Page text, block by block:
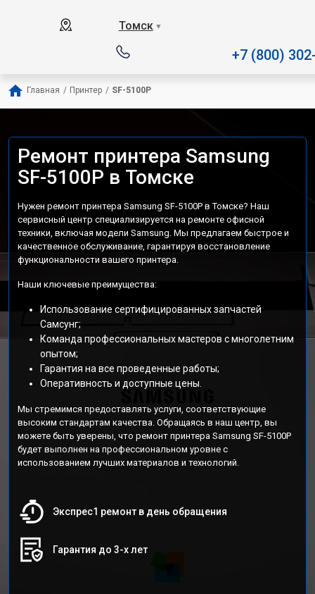
Томск ▼
+7 (800)
Главная / Принтер / SF-5100P
Ремонт принтера Samsung
SF-5100P в Томске
Нужен ремонт принтера Samsung SF-5100P в Томске? Наш
сервисный центр специализируется на ремонте офисной
техники, включая модели Samsung. Мы предлагаем быстрое и
качественное обслуживание, гарантируя восстановление
функциональности вашего принтера.
Наши ключевые преимущества:
Использование сертифицированных запчастей
Самсунг;
Команда профессиональных мастеров с многолетним
опытом;
Гарантия на все проведенные работы;
Оперативность и доступные цены.
Мы стремимся предоставлять услуги, соответствующие
высоким стандартам качества. Обращаясь в наш центр, вы
можете быть уверены, что ремонт принтера Samsung SF-5100P
будет выполнен на профессиональном уровне с
использованием лучших материалов и технологий.
Экспрес1 ремонт в день обращения
Гарантия до 3-х лет